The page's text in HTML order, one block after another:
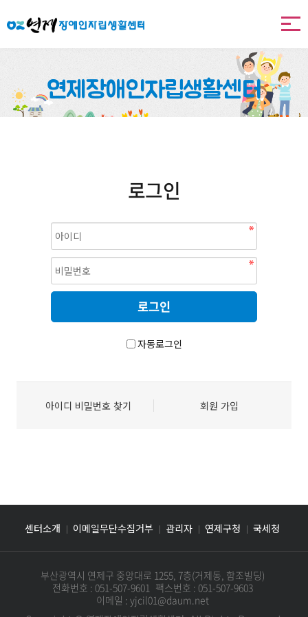
연제장애인자립생활센터
로그인
자동로그인
아이디 비밀번호 찾기 회원 가입
센터소개 이메일무단수집거부 관리자 연제구청 국세청
부산광역시 연제구 중앙대로 1255, 7층(거제동, 함조빌딩)
전화번호 : 051-507-9601 팩스번호 : 051-507-9603
이메일 : yjcil01@daum.net